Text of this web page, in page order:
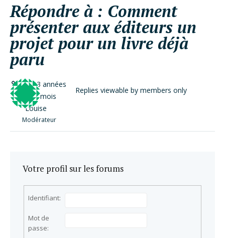
Répondre à : Comment
présenter aux éditeurs un
projet pour un livre déjà
paru
il y a 3 années
et 10 mois
Louise
Modérateur
Replies viewable by members only
Votre profil sur les forums
Identifiant:
Mot de
passe: